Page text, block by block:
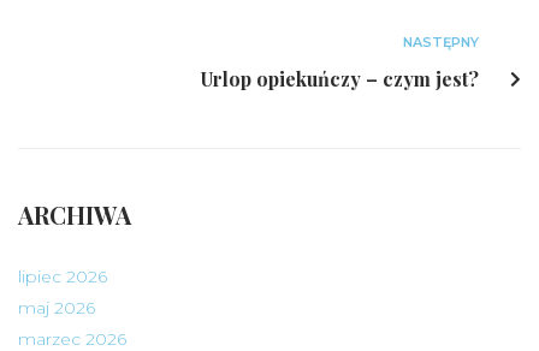
NASTĘPNY
Urlop opiekuńczy – czym jest?
ARCHIWA
lipiec 2026
maj 2026
marzec 2026